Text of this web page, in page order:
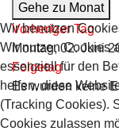
Gehe zu Monat
Vorheriger Tag
Montag, 02. Juni
Folgetag
Es wurden keine
Wir benutzen
Wir nutzen Cookies
essenziell für den
helfen, diese
(Tracking Cookies).
Cookies zulassen